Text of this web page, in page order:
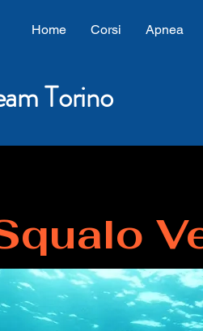
Home Corsi Apnea
Torino